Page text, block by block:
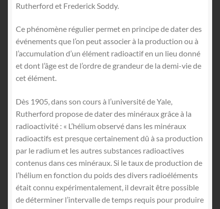
Rutherford et Frederick Soddy.
Ce phénomène régulier permet en principe de dater des
événements que l’on peut associer à la production ou à
l’accumulation d’un élément radioactif en un lieu donné
et dont l’âge est de l’ordre de grandeur de la demi-vie de
cet élément.
Dès 1905, dans son cours à l’université de Yale,
Rutherford propose de dater des minéraux grâce à la
radioactivité : « L’hélium observé dans les minéraux
radioactifs est presque certainement dû à sa production
par le radium et les autres substances radioactives
contenus dans ces minéraux. Si le taux de production de
l’hélium en fonction du poids des divers radioéléments
était connu expérimentalement, il devrait être possible
de déterminer l’intervalle de temps requis pour produire